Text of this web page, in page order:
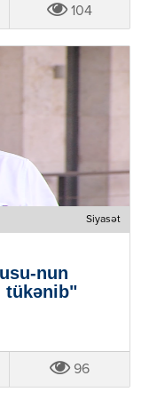
104
Siyasət
nun
tükənib"
96